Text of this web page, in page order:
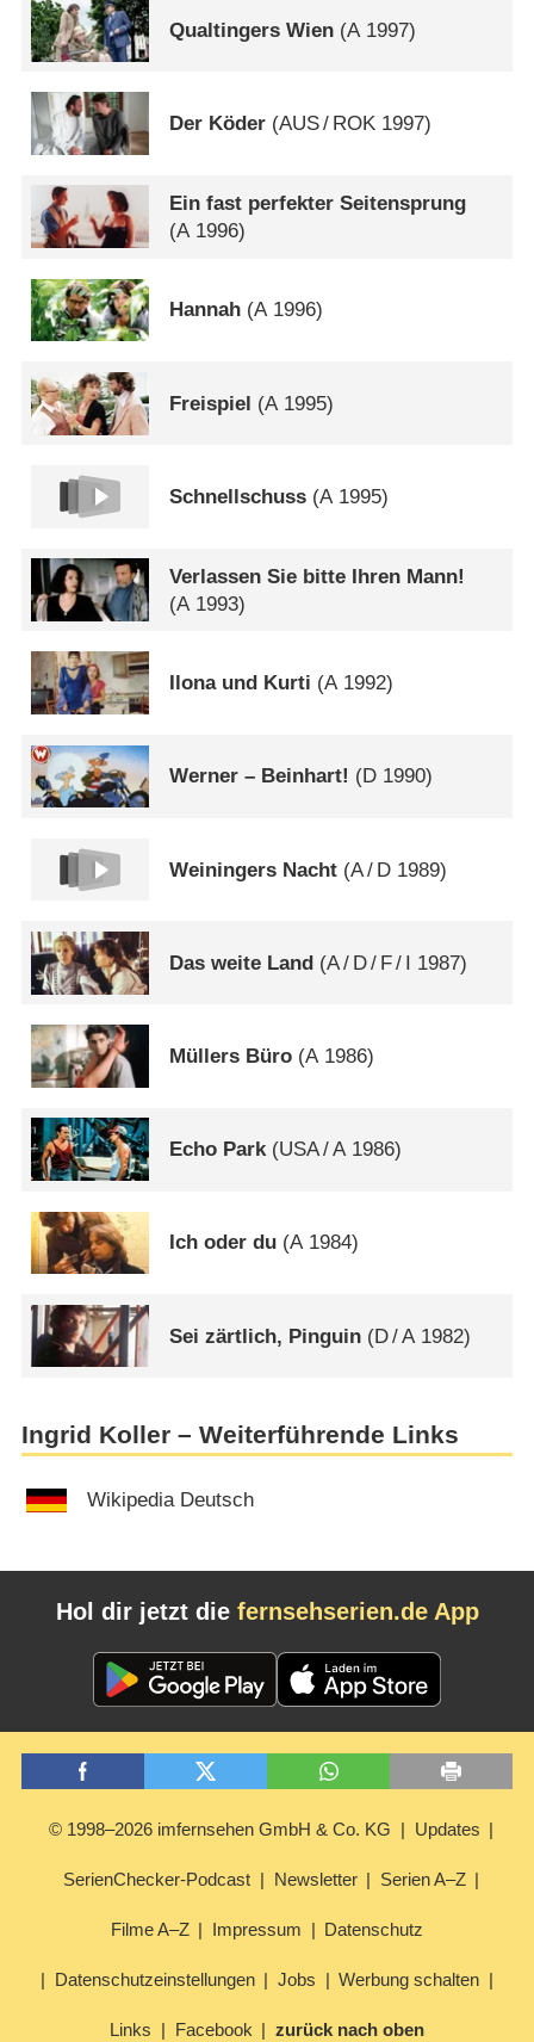
Qualtingers Wien (A1997)
Der Köder (AUS/ ROK 1997)
Ein fast perfekter Seitensprung
(A 1996)
Hannah (A1996)
Freispiel (A 1995)
Schnellschuss (A1995)
Verlassen Sie bitte Ihren Mann!
(A 1993)
Ilona und Kurti (A1992)
Werner – Beinhart! (D 1990)
Weiningers Nacht (A/ D 1989)
Das weite Land (A/ D/ F/ I 1987)
Müllers Büro (A1986)
Echo Park(USA/A1986)
Ich oder du (A1984)
Sei zärtlich, Pinguin (D/A 1982)
Ingrid Koller – Weiterführende Links
Wikipedia Deutsch
Hol dir jetzt die fernsehserien.de App
© 1998–2026 imfernsehen GmbH & Co. KG Updates
SerienChecker-Podcast Newsletter Serien A–Z
Filme A–Z Impressum Datenschutz
Datenschutzeinstellungen Jobs Werbung schalten
Links Facebook zurück nach oben